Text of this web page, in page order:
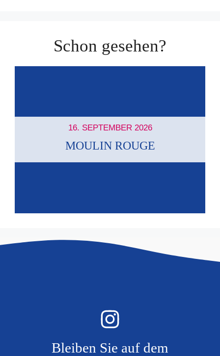
Schon gesehen?
16. SEPTEMBER 2026
MOULIN ROUGE
Bleiben Sie auf dem